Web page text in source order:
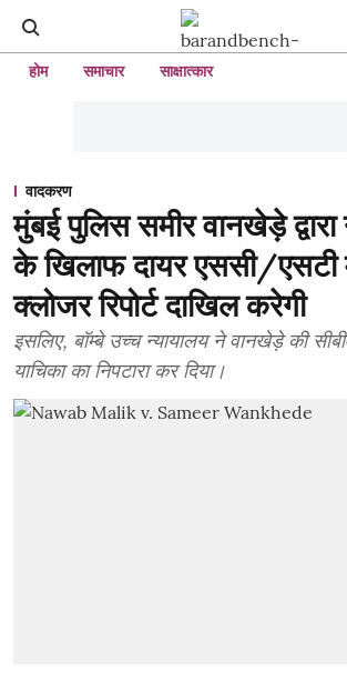
होम समाचार साक्षात्कार
वादकरण
मुंबई पुलिस समीर वानखेड़े
के खिलाफ दायर एससी/एसटी
क्लोजर रिपोर्ट दाखिल करेगी
इसलिए, बॉम्बे उच्च न्यायालय ने वानखेड़े की
याचिका का निपटारा कर दिया।